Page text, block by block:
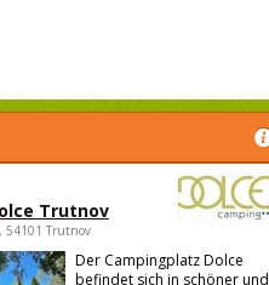
Trutnov
54101 Trutnov
Der Campingplatz Dolce
befindet sich in schöner und